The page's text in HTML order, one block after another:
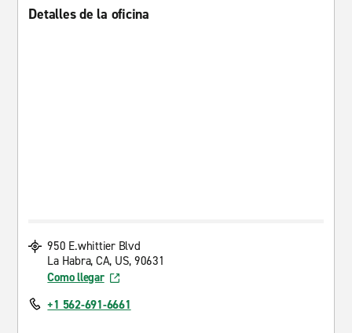
Detalles de la oficina
950 E.whittier Blvd
La Habra, CA, US, 90631
Como llegar
+1 562-691-6661